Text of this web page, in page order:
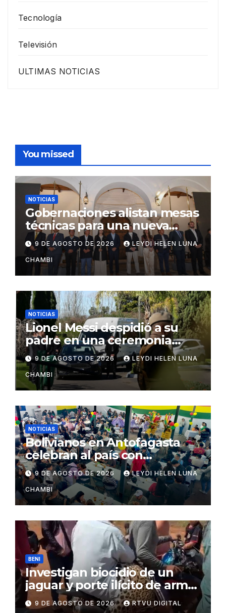
Tecnología
Televisión
ULTIMAS NOTICIAS
You missed
NOTICIAS
Gobernaciones alistan mesas
técnicas para una nueva
distribución tributaria
9 DE AGOSTO DE 2026 LEYDI HELEN LUNA
CHAMBI
NOTICIAS
Lionel Messi despidió a su
padre en una ceremonia
íntima en Rosario
9 DE AGOSTO DE 2026 LEYDI HELEN LUNA
CHAMBI
NOTICIAS
Bolivianos en Antofagasta
celebran al país con
gastronomía, folclore y un
llamado a la unidad
9 DE AGOSTO DE 2026 LEYDI HELEN LUNA
CHAMBI
BENI
Investigan biocidio de un
jaguar y porte ilícito de armas
en Beni
9 DE AGOSTO DE 2026 RTVU DIGITAL